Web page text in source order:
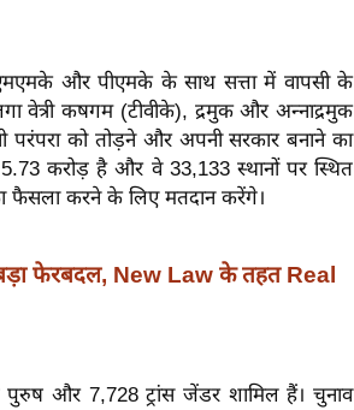
और पीएमके के साथ सत्ता में वापसी के
वेत्री कषगम (टीवीके), द्रमुक और अन्नाद्रमुक
परंपरा को तोड़ने और अपनी सरकार बनाने का
करोड़ है और वे 33,133 स्थानों पर स्थित
फैसला करने के लिए मतदान करेंगे।
फेरबदल, New Law के तहत Real
और 7,728 ट्रांस जेंडर शामिल हैं। चुनाव